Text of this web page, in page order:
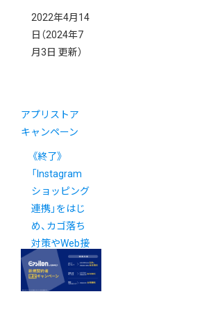
2022年4月14
日 （2024年7
月3日 更新）
アプリストア
キャンペーン
《終了》
「Instagram
ショッピング
連携」をはじ
め、カゴ落ち
対策やWeb接
客ができるア
プリがお得！